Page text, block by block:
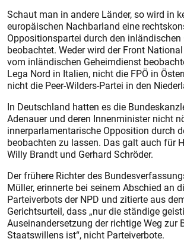
Schaut man in andere Länder, so wird in
europäischen Nachbarland eine
Oppositionspartei durch den inländischen
beobachtet. Weder wird der Front
vom inländischen Geheimdienst
Lega Nord in Italien, nicht die FPÖ in
nicht die Peer-Wilders-Partei in den
In Deutschland hatten es die
Adenauer und deren Innenminister nicht
innerparlamentarische Opposition durch
beobachten zu lassen. Das galt auch für
Willy Brandt und Gerhard Schröder.
Der frühere Richter des
Müller, erinnerte bei seinem Abschied an
Parteiverbots der NPD und zitierte aus
Gerichtsurteil, dass „nur die ständige
Auseinandersetzung der richtige Weg zur
Staatswillens ist“, nicht Parteiverbote.